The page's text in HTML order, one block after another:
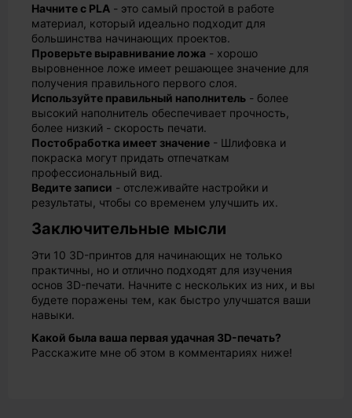
Начните с PLA - это самый простой в работе
материал, который идеально подходит для
большинства начинающих проектов.
Проверьте выравнивание ложа - хорошо
выровненное ложе имеет решающее значение для
получения правильного первого слоя.
Используйте правильный наполнитель - более
высокий наполнитель обеспечивает прочность,
более низкий - скорость печати.
Постобработка имеет значение - Шлифовка и
покраска могут придать отпечаткам
профессиональный вид.
Ведите записи - отслеживайте настройки и
результаты, чтобы со временем улучшить их.
Заключительные мысли
Эти 10 3D-принтов для начинающих не только
практичны, но и отлично подходят для изучения
основ 3D-печати. Начните с нескольких из них, и вы
будете поражены тем, как быстро улучшатся ваши
навыки.
Какой была ваша первая удачная 3D-печать?
Расскажите мне об этом в комментариях ниже!